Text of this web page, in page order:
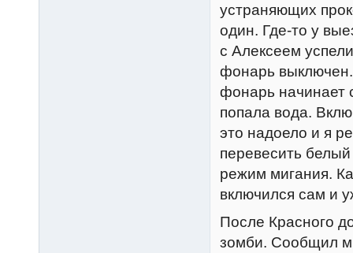
устраняющих
один. Где-то у
с Алексеем
фонарь
фонарь начинает
попала вода.
это надоело и я
перевесить
режим мигания.
включился сам и
После Красного
зомби. Сообщил